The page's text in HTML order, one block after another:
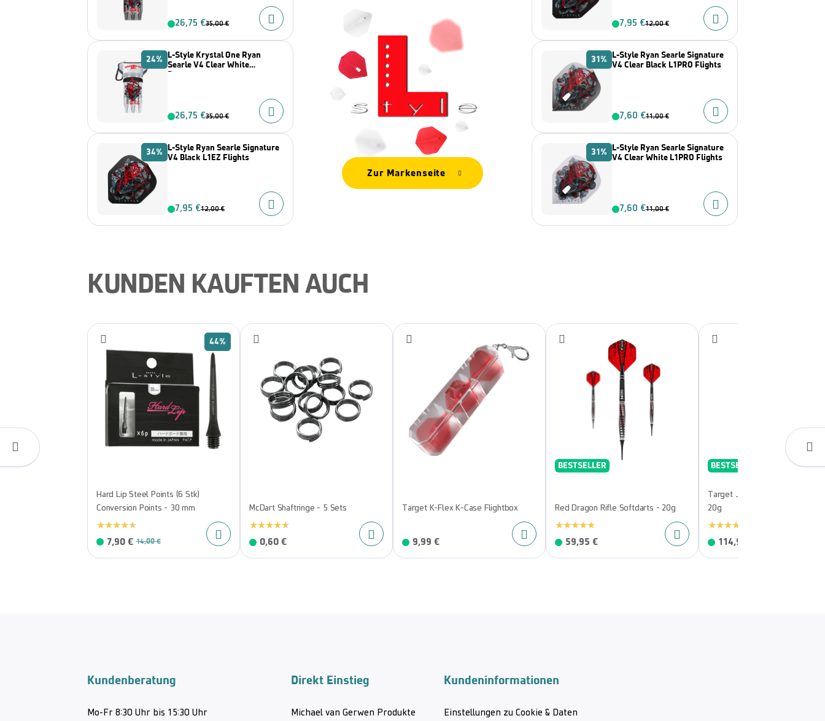
26,75 €35,00 €
24% L-Style Krystal One Ryan
Searle V4 Clear White
Dartcase
26,75 €35,00 €
34% L-Style Ryan Searle Signature
V4 Black L1EZ Flights
7,95 €12,00 €
Zur Markenseite
7,95 €12,00 €
31% L-Style Ryan Searle Signature
V4 Clear Black L1PRO Flights
7,60 €11,00 €
31% L-Style Ryan Searle Signature
V4 Clear White L1PRO Flights
7,60 €11,00 €
KUNDEN KAUFTEN AUCH
44%
Hard Lip Steel Points (6 Stk)
Conversion Points - 30 mm
7,90 € 14,00 €
McDart Shaftringe - 5 Sets
0,60 €
Target K-Flex K-Case Flightbox
9,99 €
BESTSELLER
Red Dragon Rifle Softdarts - 20g
59,95 €
BESTSELLER
Target Josh Rock GEN1
20g
114,95 €
Kundenberatung
Mo-Fr 8:30 Uhr bis 15:30 Uhr
Direkt Einstieg
Michael van Gerwen Produkte
Kundeninformationen
Einstellungen zu Cookie & Daten